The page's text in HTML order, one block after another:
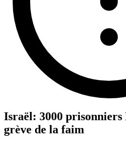
Israël: 3000 prisonniers
grève de la faim